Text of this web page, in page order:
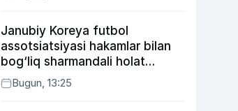
Janubiy Koreya futbol
assotsiatsiyasi hakamlar bilan
bog‘liq sharmandali holat
bo‘yicha bayonot berdi
Bugun, 13:25